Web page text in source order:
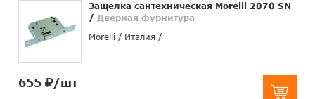
Защелка сантехническая Morelli 2070 SN
/ Дверная фурнитура
Morelli
Италия
655 /шт